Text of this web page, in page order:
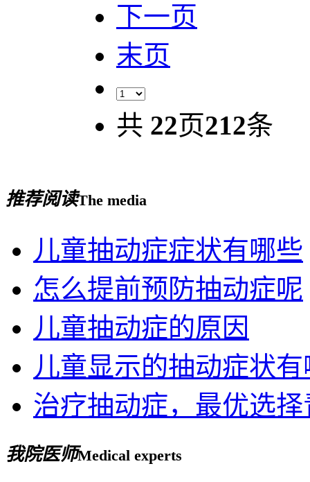
下一页
末页
共 22页212条
推荐阅读The media
儿童抽动症症状有哪些
怎么提前预防抽动症呢
儿童抽动症的原因
儿童显示的抽动症状
治疗抽动症，最优选
我院医师Medical experts